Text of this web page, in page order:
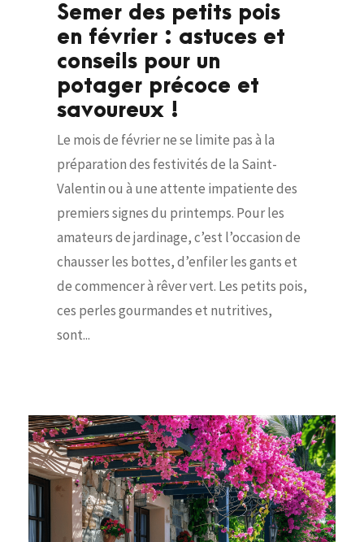
Semer des petits pois
en février : astuces et
conseils pour un
potager précoce et
savoureux !
Le mois de février ne se limite pas à la
préparation des festivités de la Saint-
Valentin ou à une attente impatiente des
premiers signes du printemps. Pour les
amateurs de jardinage, c’est l’occasion de
chausser les bottes, d’enfiler les gants et
de commencer à rêver vert. Les petits pois,
ces perles gourmandes et nutritives,
sont...